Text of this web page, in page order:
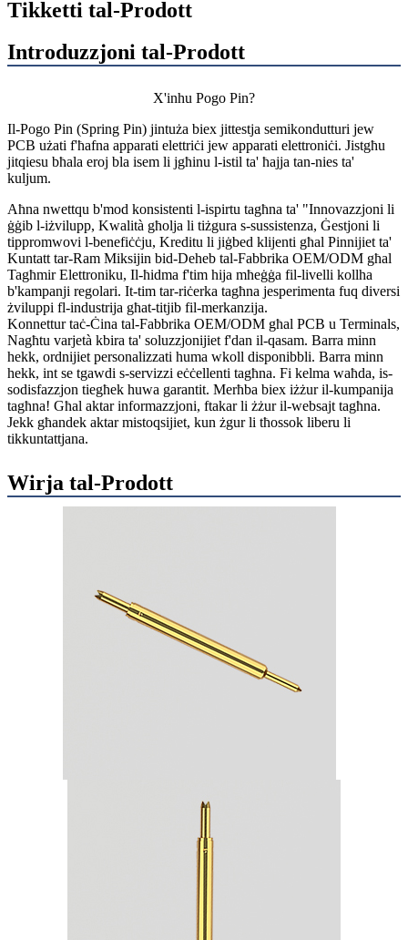
Tikketti tal-Prodott
Introduzzjoni tal-Prodott
X'inhu Pogo Pin?
Il-Pogo Pin (Spring Pin) jintuża biex jittestja semikondutturi jew
PCB użati f'ħafna apparati elettriċi jew apparati elettroniċi. Jistgħu
jitqiesu bħala eroj bla isem li jgħinu l-istil ta' ħajja tan-nies ta'
kuljum.
Aħna nwettqu b'mod konsistenti l-ispirtu tagħna ta' "Innovazzjoni li
ġġib l-iżvilupp, Kwalità għolja li tiżgura s-sussistenza, Ġestjoni li
tippromwovi l-benefiċċju, Kreditu li jiġbed klijenti għal Pinnijiet ta'
Kuntatt tar-Ram Miksijin bid-Deheb tal-Fabbrika OEM/ODM għal
Tagħmir Elettroniku, Il-ħidma f'tim hija mħeġġa fil-livelli kollha
b'kampanji regolari. It-tim tar-riċerka tagħna jesperimenta fuq diversi
żviluppi fl-industrija għat-titjib fil-merkanzija.
Konnettur taċ-Ċina tal-Fabbrika OEM/ODM għal PCB u Terminals,
Nagħtu varjetà kbira ta' soluzzjonijiet f'dan il-qasam. Barra minn
hekk, ordnijiet personalizzati huma wkoll disponibbli. Barra minn
hekk, int se tgawdi s-servizzi eċċellenti tagħna. Fi kelma waħda, is-
sodisfazzjon tiegħek huwa garantit. Merħba biex iżżur il-kumpanija
tagħna! Għal aktar informazzjoni, ftakar li żżur il-websajt tagħna.
Jekk għandek aktar mistoqsijiet, kun żgur li tħossok liberu li
tikkuntattjana.
Wirja tal-Prodott